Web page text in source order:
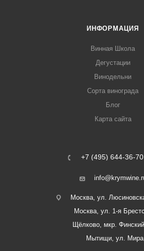
ИНФОРМАЦИЯ
Винная Школа
Дегустации
Винодельни
Сорта винограда
Блог
Карта сайта
+7 (495) 644-36-70
Москва, ул.
Москва, ул. 1-я
Щёлково, мкр.
Мытищи, ул.